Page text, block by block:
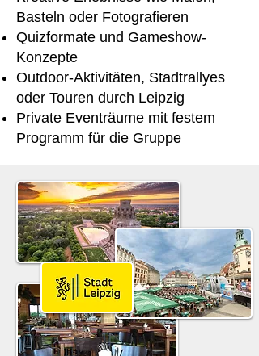
Basteln oder Fotografieren
Quizformate und Gameshow-
Konzepte
Outdoor-Aktivitäten, Stadtrallyes
oder Touren durch Leipzig
Private Eventräume mit festem
Programm für die Gruppe